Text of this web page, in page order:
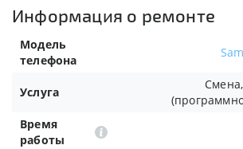
Информация о ремонте
Модель
телефона
Услуга
Время
работы